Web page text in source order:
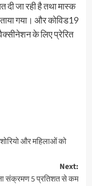
दी जा रही है तथा मास्क
गया। और कोविड19
के लिए प्रेरित
और महिलाओं को
Next:
संक्रमण 5 प्रतिशत से कम